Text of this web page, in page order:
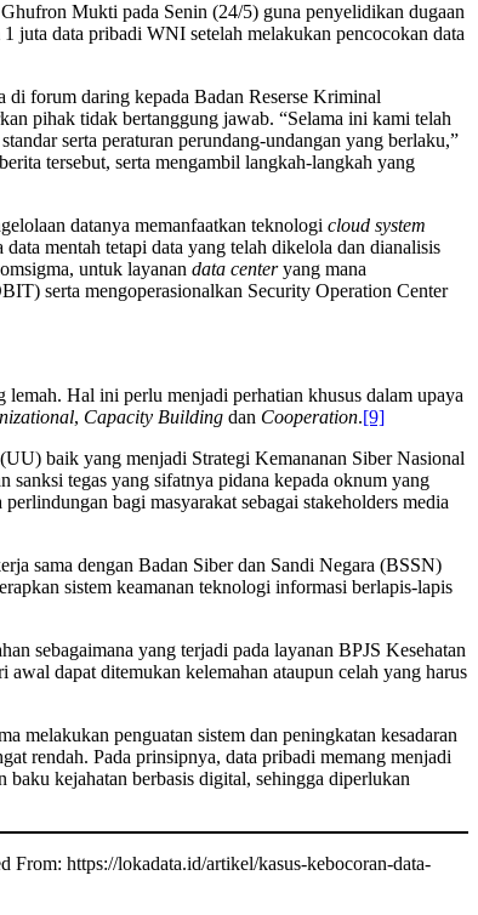
Mukti pada Senin (24/5) guna penyelidikan dugaan
juta data pribadi WNI setelah melakukan pencocokan data
di forum daring kepada Badan Reserse Kriminal
pihak tidak bertanggung jawab. “Selama ini kami telah
serta peraturan perundang-undangan yang berlaku,”
tersebut, serta mengambil langkah-langkah yang
datanya memanfaatkan teknologi cloud system
mentah tetapi data yang telah dikelola dan dianalisis
untuk layanan data centeryang mana
serta mengoperasionalkan Security Operation Center
lemah. Hal ini perlu menjadi perhatian khusus dalam upaya
, Capacity Building dan Cooperation.[9]
baik yang menjadi Strategi Kemananan Siber Nasional
sanksi tegas yang sifatnya pidana kepada oknum yang
bagi masyarakat sebagai stakeholders media
sama dengan Badan Siber dan Sandi Negara (BSSN)
sistem keamanan teknologi informasi berlapis-lapis
sebagaimana yang terjadi pada layanan BPJS Kesehatan
dapat ditemukan kelemahan ataupun celah yang harus
melakukan penguatan sistem dan peningkatan kesadaran
rendah. Pada prinsipnya, data pribadi memang menjadi
kejahatan berbasis digital, sehingga diperlukan
From: https://lokadata.id/artikel/kasus-kebocoran-data-